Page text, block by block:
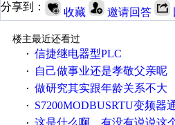
分享到：
收藏 邀请回答
楼主最近还看过
· 信捷继电器型PLC
· 自己做事业还是孝敬父亲呢
· 做研究其实跟年龄关系不大
· S7200MODBUSRTU变频器通讯求
这是什么啊，有没有说说这个东西怎